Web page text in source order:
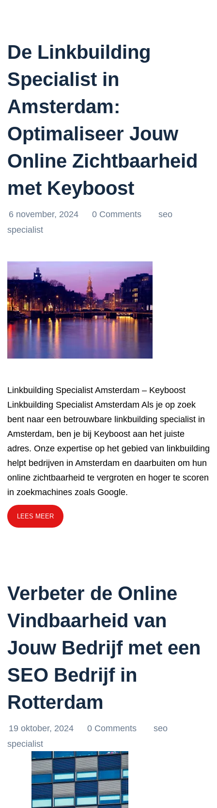
De Linkbuilding
Specialist in
Amsterdam:
Optimaliseer Jouw
Online Zichtbaarheid
met Keyboost
6 november, 2024 0 Comments
seo
specialist
Linkbuilding Specialist Amsterdam – Keyboost
Linkbuilding Specialist Amsterdam Als je op zoek
bent naar een betrouwbare linkbuilding specialist in
Amsterdam, ben je bij Keyboost aan het juiste
adres. Onze expertise op het gebied van linkbuilding
helpt bedrijven in Amsterdam en daarbuiten om hun
online zichtbaarheid te vergroten en hoger te scoren
in zoekmachines zoals Google.
LEES MEER
Verbeter de Online
Vindbaarheid van
Jouw Bedrijf met een
SEO Bedrijf in
Rotterdam
19 oktober, 2024 0 Comments
seo
specialist